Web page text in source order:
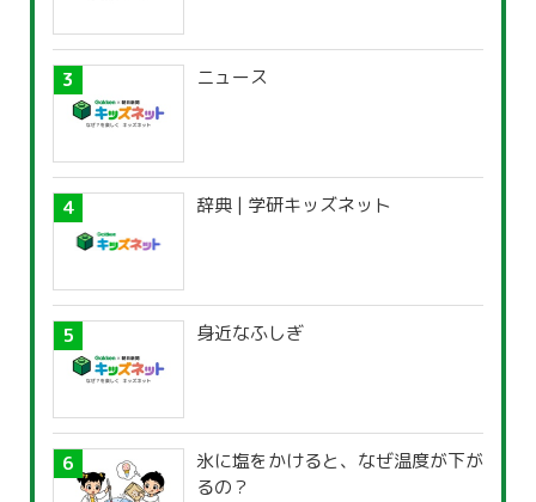
ニュース
辞典 | 学研キッズネット
身近なふしぎ
氷に塩をかけると、なぜ温度が下が
るの？